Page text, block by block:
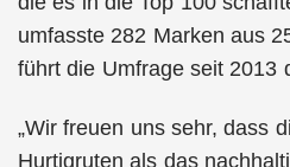
umfasste 282 Marken aus
führt die Umfrage seit 2013
„Wir freuen uns sehr, dass
Hurtigruten als das